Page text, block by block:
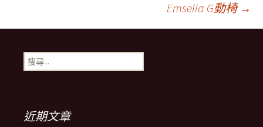
導
覽
Emsella G動椅 →
搜
尋
近期文章